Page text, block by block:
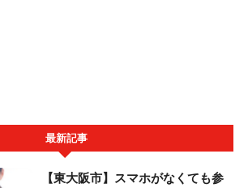
最新記事
【東大阪市】スマホがなくても参